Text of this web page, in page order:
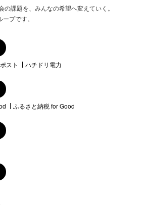
の課題を、みんなの希望へ変えていく。
プです。
スト ハチドリ電力
ふるさと納税 for Good